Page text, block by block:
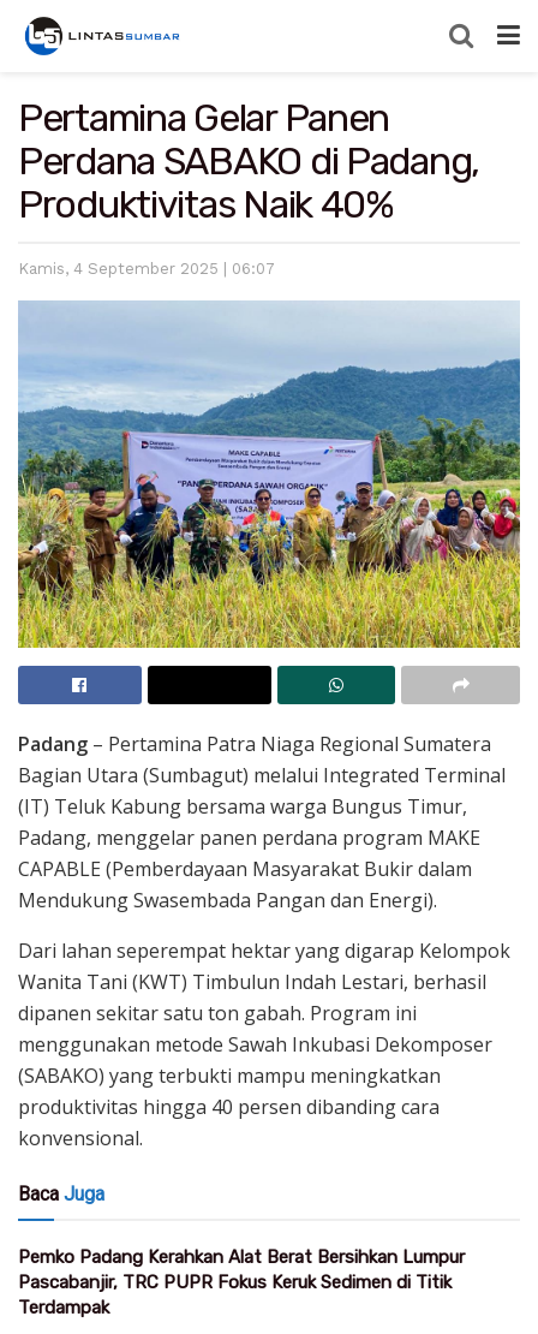
Pertamina Gelar Panen
Perdana SABAKO di Padang,
Produktivitas Naik 40%
Kamis, 4 September 2025 | 06:07
Padang – Pertamina Patra Niaga Regional Sumatera
Bagian Utara (Sumbagut) melalui Integrated Terminal
(IT) Teluk Kabung bersama warga Bungus Timur,
Padang, menggelar panen perdana program MAKE
CAPABLE (Pemberdayaan Masyarakat Bukir dalam
Mendukung Swasembada Pangan dan Energi).
Dari lahan seperempat hektar yang digarap Kelompok
Wanita Tani (KWT) Timbulun Indah Lestari, berhasil
dipanen sekitar satu ton gabah. Program ini
menggunakan metode Sawah Inkubasi Dekomposer
(SABAKO) yang terbukti mampu meningkatkan
produktivitas hingga 40 persen dibanding cara
konvensional.
Baca Juga
Pemko Padang Kerahkan Alat Berat Bersihkan Lumpur
Pascabanjir, TRC PUPR Fokus Keruk Sedimen di Titik
Terdampak